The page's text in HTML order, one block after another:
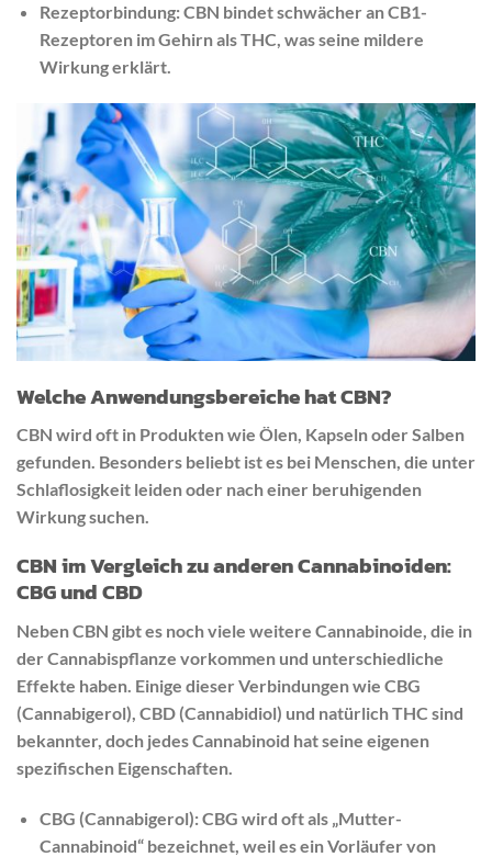
Rezeptorbindung: CBN bindet schwächer an CB1-
Rezeptoren im Gehirn als THC, was seine mildere
Wirkung erklärt.
Welche Anwendungsbereiche hat CBN?
CBN wird oft in Produkten wie Ölen, Kapseln oder Salben
gefunden. Besonders beliebt ist es bei Menschen, die unter
Schlaflosigkeit leiden oder nach einer beruhigenden
Wirkung suchen.
CBN im Vergleich zu anderen Cannabinoiden:
CBG und CBD
Neben CBN gibt es noch viele weitere Cannabinoide, die in
der Cannabispflanze vorkommen und unterschiedliche
Effekte haben. Einige dieser Verbindungen wie CBG
(Cannabigerol), CBD (Cannabidiol) und natürlich THC sind
bekannter, doch jedes Cannabinoid hat seine eigenen
spezifischen Eigenschaften.
CBG (Cannabigerol): CBG wird oft als „Mutter-
Cannabinoid“ bezeichnet, weil es ein Vorläufer von